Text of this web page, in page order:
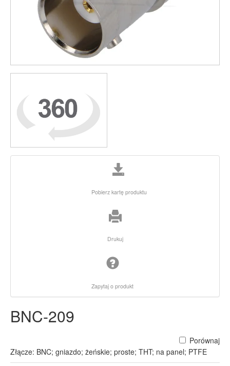
Pobierz kartę produktu
Drukuj
Zapytaj o produkt
BNC-209
Porównaj
Złącze: BNC; gniazdo; żeńskie; proste; THT; na panel; PTFE